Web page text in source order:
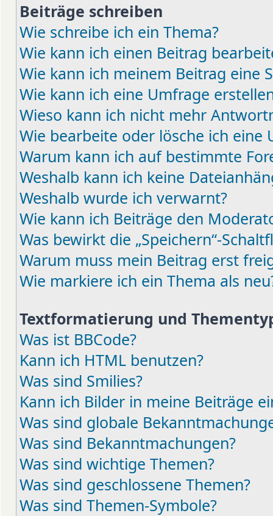
Beiträge schreiben
Wie schreibe ich ein Thema?
Wie kann ich einen Beitrag
Wie kann ich meinem Beitrag eine
Wie kann ich eine Umfrage
Wieso kann ich nicht mehr
Wie bearbeite oder lösche ich eine
Warum kann ich auf bestimmte
Weshalb kann ich keine
Weshalb wurde ich verwarnt?
Wie kann ich Beiträge den
Was bewirkt die „Speichern“-
Warum muss mein Beitrag erst
Wie markiere ich ein Thema als
Textformatierung und
Was ist BBCode?
Kann ich HTML benutzen?
Was sind Smilies?
Kann ich Bilder in meine Beiträge
Was sind globale
Was sind Bekanntmachungen?
Was sind wichtige Themen?
Was sind geschlossene Themen?
Was sind Themen-Symbole?